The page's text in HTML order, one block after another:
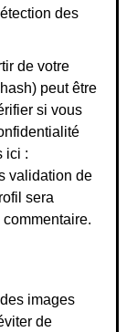
des
de votre
peut être
si vous
ici :
validation de
sera
images
de